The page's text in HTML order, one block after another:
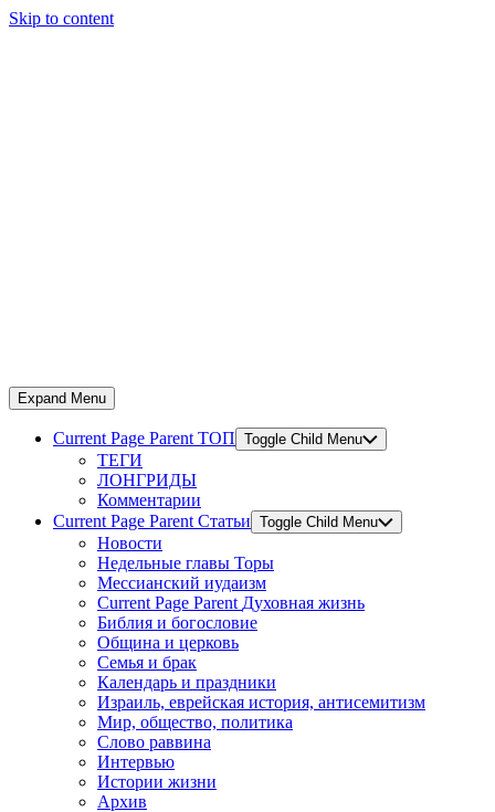
Skip to content
Expand Menu
Current Page Parent ТОП Toggle Child Menu
ТЕГИ
ЛОНГРИДЫ
Комментарии
Current Page Parent Статьи Toggle Child Menu
Новости
Недельные главы Торы
Мессианский иудаизм
Current Page Parent Духовная жизнь
Библия и богословие
Община и церковь
Семья и брак
Календарь и праздники
Израиль, еврейская история, антисемитизм
Мир, общество, политика
Слово раввина
Интервью
Истории жизни
Архив